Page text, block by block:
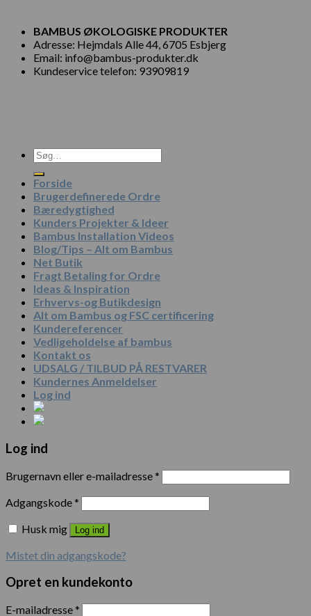
BAMBUS ØKOLOGISKE PRODUKTER
Adresse: Hejmdals Alle 44, 6705 Esbjerg
Email: info@bambus-produkter.dk
Kundeservice telefon: 93909819
Søg
efter:
Forside
Brugerdefinerede Ordre
Bæredygtighed
Kunders Projekter & Ideer
Bambus Installation Videos
Blog/Tips – Alt om Bambus
Net Butik
Fragt Betaling for Ordre
Ideas & Inspiration
Erhvervs-og Butikdesign
Alt om Bambus og FSC certificering
Kundereferencer
Vedligeholdelse af bambus
Kontakt os
UDSALG / TILBUD PÅ RESTVARER
Kundernes Anmeldelser
Log ind
Log ind
Brugernavn eller e-mailadresse*
Adgangskode*
Husk mig
Log ind
Mistet din adgangskode?
Opret en kundekonto
E-mailadresse*